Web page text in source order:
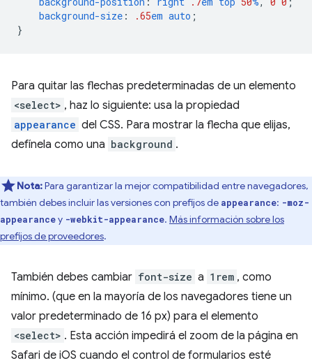
background-size : .65em auto ;
}
Para quitar las flechas predeterminadas de un elemento
<select> , haz lo siguiente: usa la propiedad
appearance del CSS. Para mostrar la flecha que elijas,
defínela como una background .
Nota:Para garantizar la mejor compatibilidad entre navegadores,
también debes incluir las versiones con prefijos de appearance: -moz-
appearancey -webkit-appearance. Más información sobre los
prefijos de proveedores.
También debes cambiar font-size a 1rem , como
mínimo. (que en la mayoría de los navegadores tiene un
valor predeterminado de 16 px) para el elemento
<select> . Esta acción impedirá el zoom de la página en
Safari de iOS cuando el control de formularios esté